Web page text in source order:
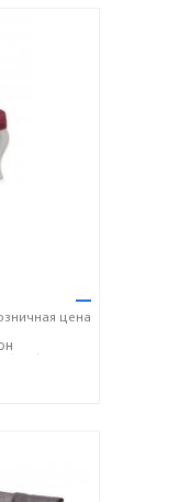
—
цена
(918) 316-91-77